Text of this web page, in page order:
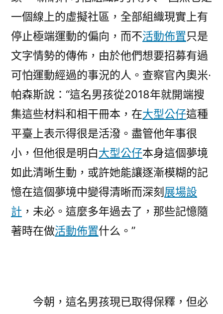
一個線上的虛擬社區，全部組織現實上有
停止極端運動的偏向，而不活動佈置只是
文字情勢的傳佈，由於他們想要招募有過
可怕運動經過的事況的人。查察官內奧米·
帕森斯說：“這名男孩從2018年就開端搜
集這些材料和相干冊本，在大型公仔這種
平臺上表示得很是活潑。盡管他年事很
小，但他很是明白大型公仔本身這個夢境
如此清晰生動，或許她能讓逐漸模糊的記
憶在這個夢境中變得清晰而深刻 展場設
計 ，未必。這麼多年過去了，那些記憶隨
著時在做活動佈置什么。”
今朝，這名男孩現已取得保釋，但必